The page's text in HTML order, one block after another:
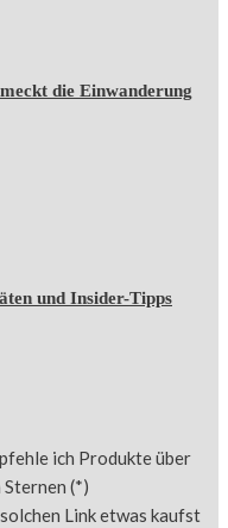
die Einwanderung
und Insider-Tipps
ich Produkte über
(*)
Link etwas kaufst